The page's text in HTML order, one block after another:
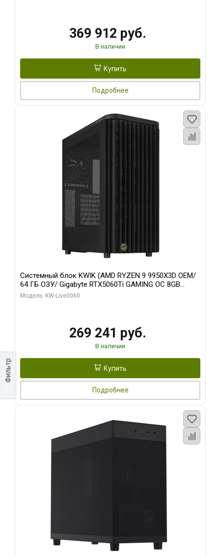
Фильтр
369 912 руб.
В наличии
Купить
Подробнее
Системный блок KWIK (AMD RYZEN 9 9950X3D OEM/
64 ГБ ОЗУ/ Gigabyte RTX5060Ti GAMING OC 8GB
GDDR7 128bit 3xDP H/ 1 ТБ SSD)
Модель: KW-Live0060
269 241 руб.
В наличии
Купить
Подробнее